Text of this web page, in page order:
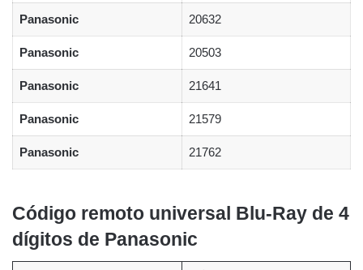
Panasonic 20632
Panasonic 20503
Panasonic 21641
Panasonic 21579
Panasonic 21762
Código remoto universal Blu-Ray de 4
dígitos de Panasonic